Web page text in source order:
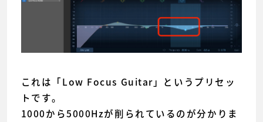
これは「Low Focus Guitar」というプリセッ
トです。
1000から5000Hzが削られているのが分かりま